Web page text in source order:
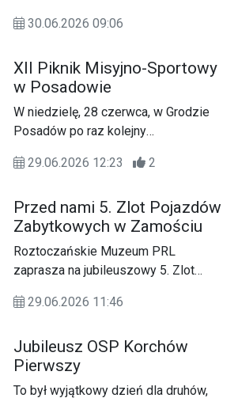
zawsze odcisnęły piętno na historii
„Pierogowy Zawrót Głowy”. W
lepienia pierogów, stoiska z
regionalnymi produktami oraz
występy artystyczne.
30.06.2026 09:06
XII Piknik Misyjno-Sportowy
w Posadowie
W niedzielę, 28 czerwca, w Grodzie
Posadów po raz kolejny
Sportowy pod hasłem „Z myślą o
29.06.2026 12:23 2
Przed nami 5. Zlot Pojazdów
Zabytkowych w Zamościu
Roztoczańskie Muzeum PRL
zaprasza na jubileuszowy 5. Zlot
który od lat gromadzi miłośników
regionu i turystów. Wydarzenie
odbędzie się w niedzielę (05.07).
Tego dnia ulice Hetmańskiego Grodu
29.06.2026 11:46
Jubileusz OSP Korchów
Pierwszy
To był wyjątkowy dzień dla druhów,